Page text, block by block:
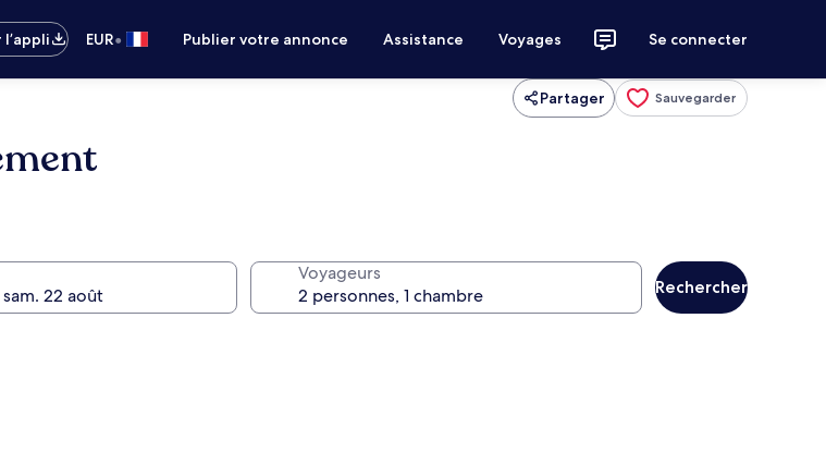
EUR• Publier votre annonce Assistance Voyages Se connecter
Partager Sauvegarder
Voyageurs
Rechercher